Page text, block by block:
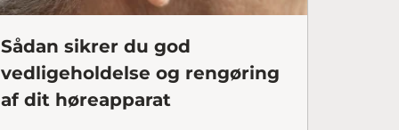
Sådan sikrer du god
vedligeholdelse og rengøring
af dit høreapparat